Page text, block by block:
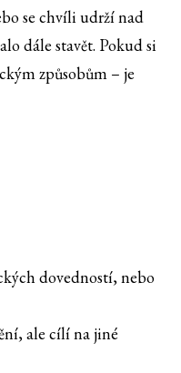
se chvíli udrží nad
dále stavět. Pokud si
způsobům – je
dovedností, nebo
ale cílí na jiné